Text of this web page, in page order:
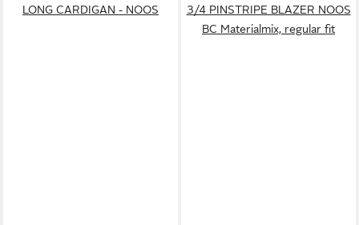
LONG CARDIGAN - NOOS
3/4 PINSTRIPE BLAZER NOOS
BC Materialmix, regular fit